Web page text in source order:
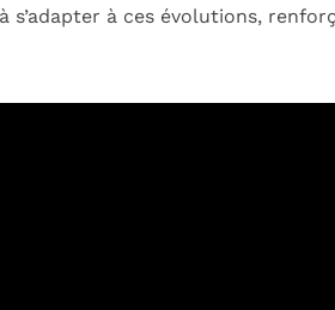
s’adapter à ces évolutions,